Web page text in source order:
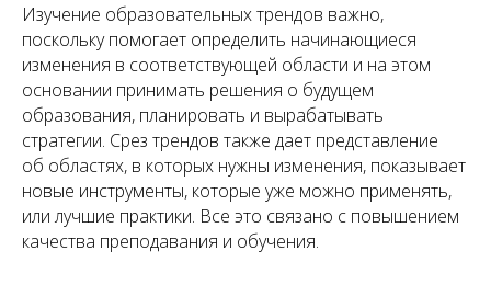
Изучение образовательных трендов важно,
поскольку помогает определить начинающиеся
изменения в соответствующей области и на этом
основании принимать решения о будущем
образования, планировать и вырабатывать
стратегии. Срез трендов также дает представление
об областях, в которых нужны изменения, показывает
новые инструменты, которые уже можно применять,
или лучшие практики. Все это связано с повышением
качества преподавания и обучения.